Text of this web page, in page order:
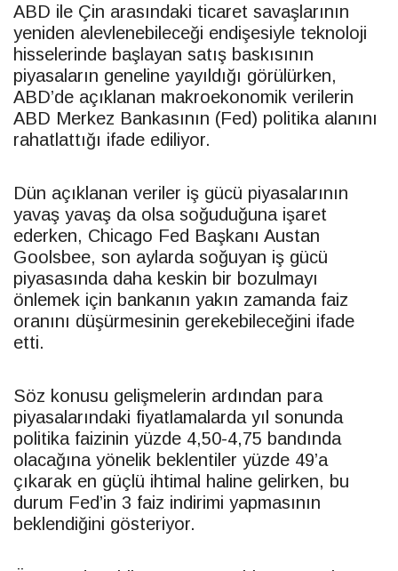
ABD ile Çin arasındaki ticaret savaşlarının
yeniden alevlenebileceği endişesiyle teknoloji
hisselerinde başlayan satış baskısının
piyasaların geneline yayıldığı görülürken,
ABD’de açıklanan makroekonomik verilerin
ABD Merkez Bankasının (Fed) politika alanını
rahatlattığı ifade ediliyor.
Dün açıklanan veriler iş gücü piyasalarının
yavaş yavaş da olsa soğuduğuna işaret
ederken, Chicago Fed Başkanı Austan
Goolsbee, son aylarda soğuyan iş gücü
piyasasında daha keskin bir bozulmayı
önlemek için bankanın yakın zamanda faiz
oranını düşürmesinin gerekebileceğini ifade
etti.
Söz konusu gelişmelerin ardından para
piyasalarındaki fiyatlamalarda yıl sonunda
politika faizinin yüzde 4,50-4,75 bandında
olacağına yönelik beklentiler yüzde 49’a
çıkarak en güçlü ihtimal haline gelirken, bu
durum Fed’in 3 faiz indirimi yapmasının
beklendiğini gösteriyor.